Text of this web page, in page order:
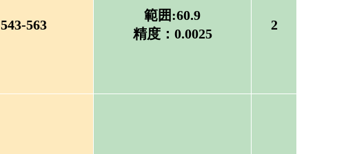
543-563
範囲:60.9
精度：0.0025
2